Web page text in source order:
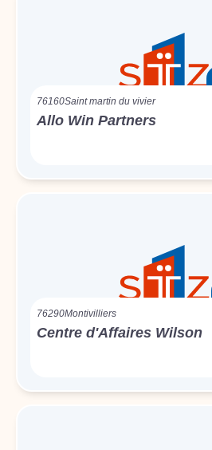
76160Saint martin du vivier
Allo Win Partners
76290Montivilliers
Centre d'Affaires Wilson